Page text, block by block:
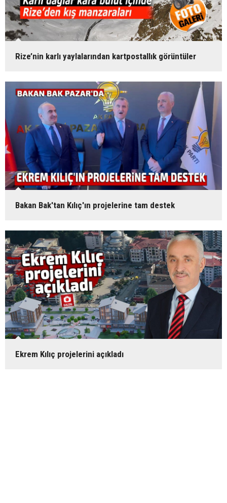
Rize’nin karlı yaylalarından kartpostallık görüntüler
Bakan Bak'tan Kılıç'ın projelerine tam destek
Ekrem Kılıç projelerini açıkladı